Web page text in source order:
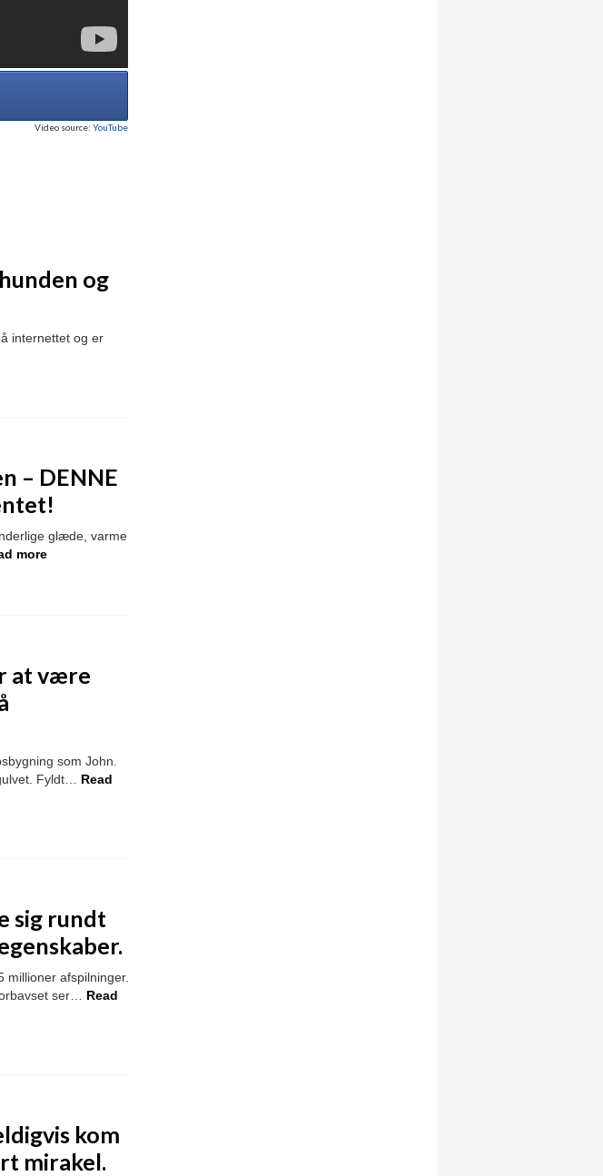
Video source: YouTube
og
internettet og er
– DENNE
glæde, varme
more
at være
som John.
Fyldt… Read
sig rundt
afspilninger.
ser… Read
kom
mirakel.